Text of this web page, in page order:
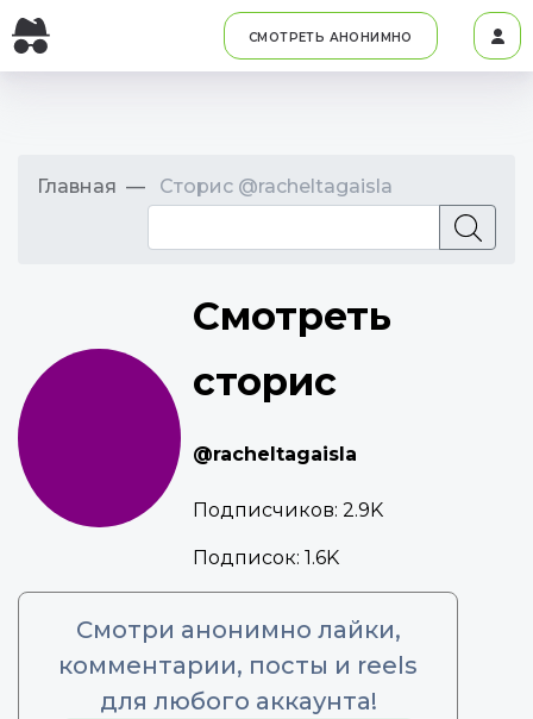
СМОТРЕТЬ АНОНИМНО
Главная Сторис @racheltagaisla
Смотреть
сторис
@racheltagaisla
Подписчиков: 2.9K
Подписок: 1.6K
Смотри анонимно лайки,
комментарии, посты и reels
для любого аккаунта!